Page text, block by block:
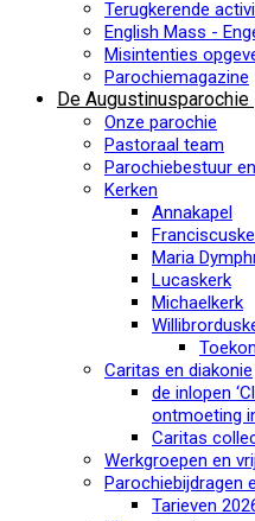
Terugkerende
English Mass -
Misintenties
Parochiemagazine
De Augustinusparochie
Onze parochie
Pastoraal team
Parochiebestuur
Kerken
Annakapel
Maria
Lucaskerk
Michaelkerk
Caritas en diakonie
de inlopen
ontmoeting
Caritas
Werkgroepen en
Parochiebijdragen
Tarieven